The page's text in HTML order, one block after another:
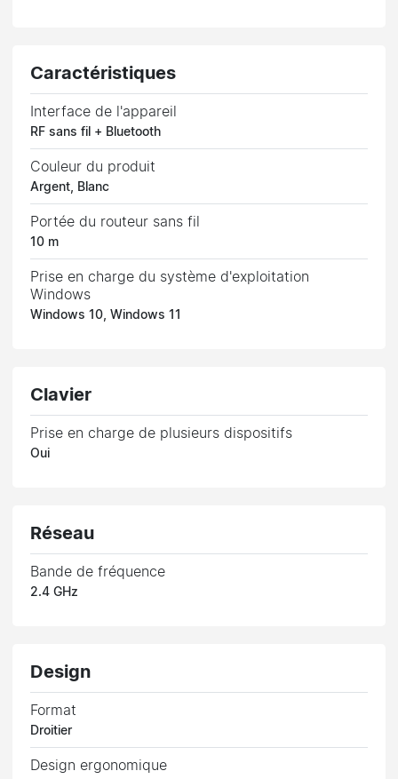
Caractéristiques
Interface de l'appareil
RF sans fil + Bluetooth
Couleur du produit
Argent, Blanc
Portée du routeur sans fil
10 m
Prise en charge du système d'exploitation
Windows
Windows 10, Windows 11
Clavier
Prise en charge de plusieurs dispositifs
Oui
Réseau
Bande de fréquence
2.4 GHz
Design
Format
Droitier
Design ergonomique